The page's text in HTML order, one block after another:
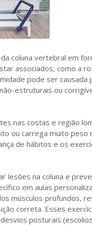
coluna vertebral em
associados, como a
pode ser causada
estruturais ou
nas costas e região
ou carrega muito peso
de hábitos e os
lesões na coluna e
em aulas
músculos profundos,
correta. Esses
posturais